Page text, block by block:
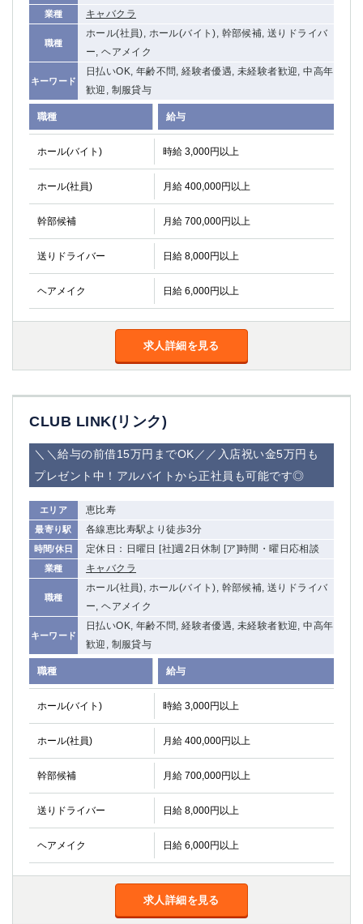
業種 キャバクラ
職種
ホール(社員), ホール(バイト), 幹部候補, 送りドライバ
ー, ヘアメイク
キーワード
日払いOK, 年齢不問, 経験者優遇, 未経験者歓迎, 中高年
歓迎, 制服貸与
職種 給与
ホール(バイト) 時給 3,000円以上
ホール(社員) 月給 400,000円以上
幹部候補 月給 700,000円以上
送りドライバー 日給 8,000円以上
ヘアメイク 日給 6,000円以上
求人詳細を見る
CLUB LINK(リンク)
＼＼給与の前借15万円までOK／／入店祝い金5万円も
プレゼント中！アルバイトから正社員も可能です◎
エリア 恵比寿
最寄り駅 各線恵比寿駅より徒歩3分
時間/休日 定休日：日曜日 [社]週2日休制 [ア]時間・曜日応相談
業種 キャバクラ
職種
ホール(社員), ホール(バイト), 幹部候補, 送りドライバ
ー, ヘアメイク
キーワード
日払いOK, 年齢不問, 経験者優遇, 未経験者歓迎, 中高年
歓迎, 制服貸与
職種 給与
ホール(バイト) 時給 3,000円以上
ホール(社員) 月給 400,000円以上
幹部候補 月給 700,000円以上
送りドライバー 日給 8,000円以上
ヘアメイク 日給 6,000円以上
求人詳細を見る